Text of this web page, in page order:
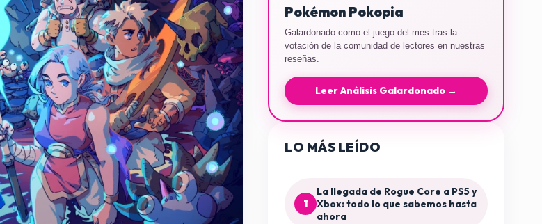
Pokémon Pokopia
Galardonado como el juego del mes tras la
votación de la comunidad de lectores en nuestras
reseñas.
Leer Análisis Galardonado →
LO MÁS LEÍDO
1
La llegada de Rogue Core a PS5 y
Xbox: todo lo que sabemos hasta
ahora